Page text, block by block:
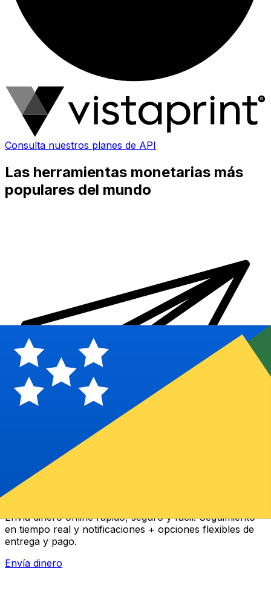
Consulta nuestros planes de API
Las herramientas monetarias más
populares del mundo
Transferencia Internacional de Dinero Xe
Envía dinero online rápido, seguro y fácil. Seguimiento
en tiempo real y notificaciones + opciones flexibles de
entrega y pago.
Envía dinero